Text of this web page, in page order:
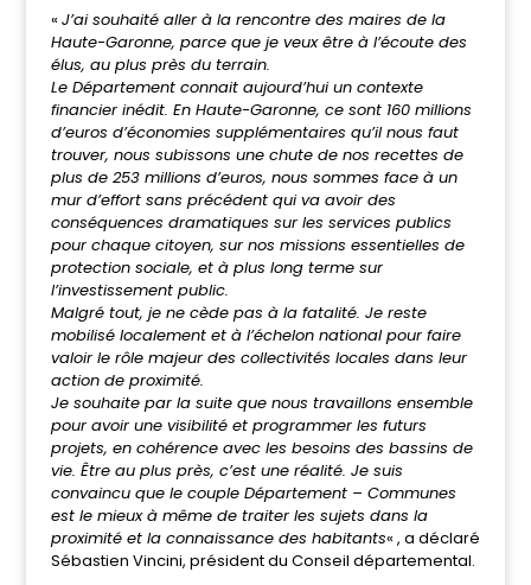
« J’ai souhaité aller à la rencontre des maires de la
Haute-Garonne, parce que je veux être à l’écoute des
élus, au plus près du terrain.
Le Département connait aujourd’hui un contexte
financier inédit. En Haute-Garonne, ce sont 160 millions
d’euros d’économies supplémentaires qu’il nous faut
trouver, nous subissons une chute de nos recettes de
plus de 253 millions d’euros, nous sommes face à un
mur d’effort sans précédent qui va avoir des
conséquences dramatiques sur les services publics
pour chaque citoyen, sur nos missions essentielles de
protection sociale, et à plus long terme sur
l’investissement public.
Malgré tout, je ne cède pas à la fatalité. Je reste
mobilisé localement et à l’échelon national pour faire
valoir le rôle majeur des collectivités locales dans leur
action de proximité.
Je souhaite par la suite que nous travaillons ensemble
pour avoir une visibilité et programmer les futurs
projets, en cohérence avec les besoins des bassins de
vie. Être au plus près, c’est une réalité. Je suis
convaincu que le couple Département – Communes
est le mieux à même de traiter les sujets dans la
proximité et la connaissance des habitants« , a déclaré
Sébastien Vincini, président du Conseil départemental.